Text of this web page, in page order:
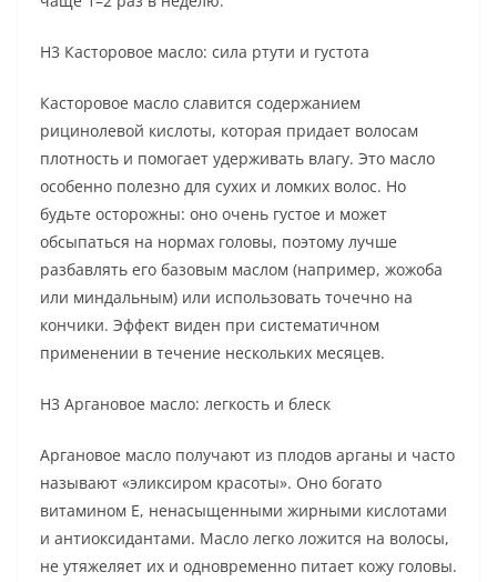
H3 Касторовое масло: сила ртути и густота
Касторовое масло славится содержанием
рицинолевой кислоты, которая придает волосам
плотность и помогает удерживать влагу. Это масло
особенно полезно для сухих и ломких волос. Но
будьте осторожны: оно очень густое и может
обсыпаться на нормах головы, поэтому лучше
разбавлять его базовым маслом (например, жожоба
или миндальным) или использовать точечно на
кончики. Эффект виден при систематичном
применении в течение нескольких месяцев.
H3 Аргановое масло: легкость и блеск
Аргановое масло получают из плодов арганы и часто
называют «эликсиром красоты». Оно богато
витамином Е, ненасыщенными жирными кислотами
и антиоксидантами. Масло легко ложится на волосы,
не утяжеляет их и одновременно питает кожу головы.